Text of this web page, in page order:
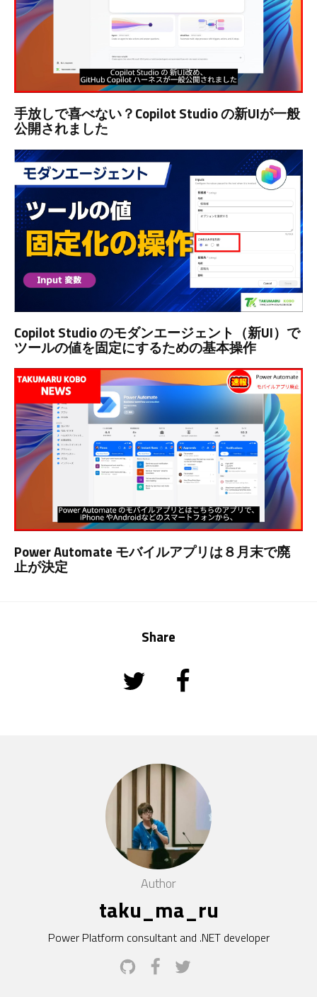
手放しで喜べない？Copilot Studio の新UIが一般
公開されました
Copilot Studio のモダンエージェント（新UI）で
ツールの値を固定にするための基本操作
Power Automate モバイルアプリは８月末で廃
止が決定
Share
Author
taku_ma_ru
Power Platform consultant and .NET developer